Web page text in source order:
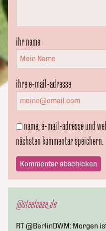
ihr name
ihre e-mail-adresse
name, e-mail-adresse und
nächsten kommentar speichern.
@steelcase_de
RT @BerlinDWM: Morgen